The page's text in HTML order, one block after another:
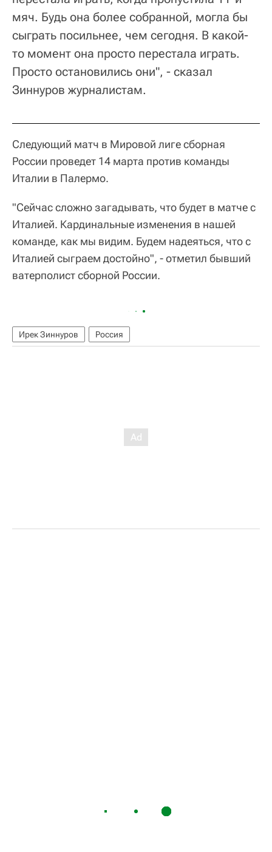
мяч. Будь она более собранной, могла бы
сыграть посильнее, чем сегодня. В какой-
то момент она просто перестала играть.
Просто остановились они", - сказал
Зиннуров журналистам.
Следующий матч в Мировой лиге сборная
России проведет 14 марта против команды
Италии в Палермо.
"Сейчас сложно загадывать, что будет в матче с
Италией. Кардинальные изменения в нашей
команде, как мы видим. Будем надеяться, что с
Италией сыграем достойно", - отметил бывший
ватерполист сборной России.
Ирек Зиннуров Россия